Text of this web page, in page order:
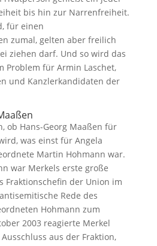
bis hin zur Narrenfreiheit.
für einen
zumal, gelten aber freilich
ziehen darf. Und so wird das
Problem für Armin Laschet,
und Kanzlerkandidaten der
ob Hans-Georg Maaßen für
was einst für Angela
Martin Hohmann war.
war Merkels erste große
Fraktionschefin der Union im
Rede des
Hohmann zum
2003 reagierte Merkel
aus der Fraktion,